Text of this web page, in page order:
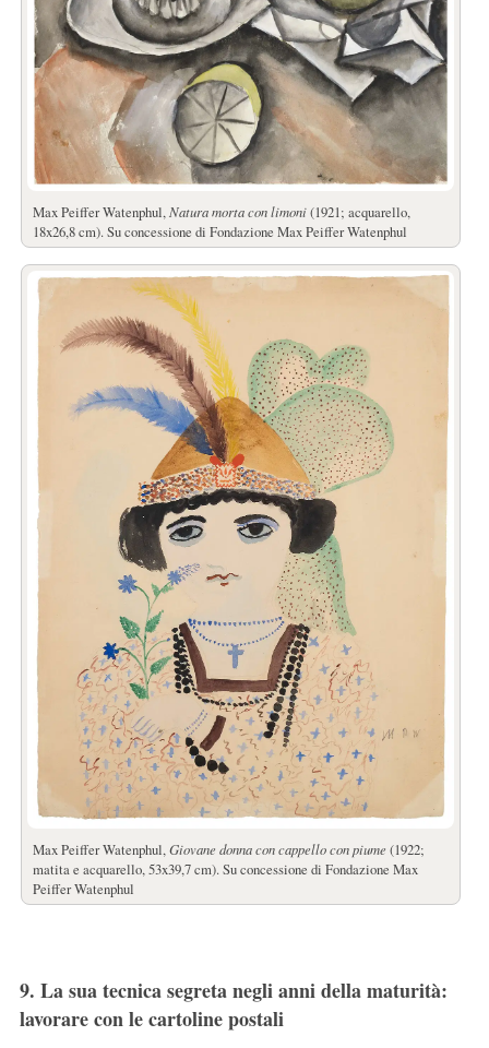
Max Peiffer Watenphul,Natura morta con limoni(1921; acquarello,
18x26,8 cm). Su concessione di Fondazione Max Peiffer Watenphul
Max Peiffer Watenphul,Giovane donna con cappello con piume (1922;
matita e acquarello, 53x39,7 cm). Su concessione di Fondazione Max
Peiffer Watenphul
9. La sua tecnica segreta negli anni della maturità:
lavorare con le cartoline postali